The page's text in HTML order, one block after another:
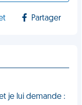
Partager
je lui demande :